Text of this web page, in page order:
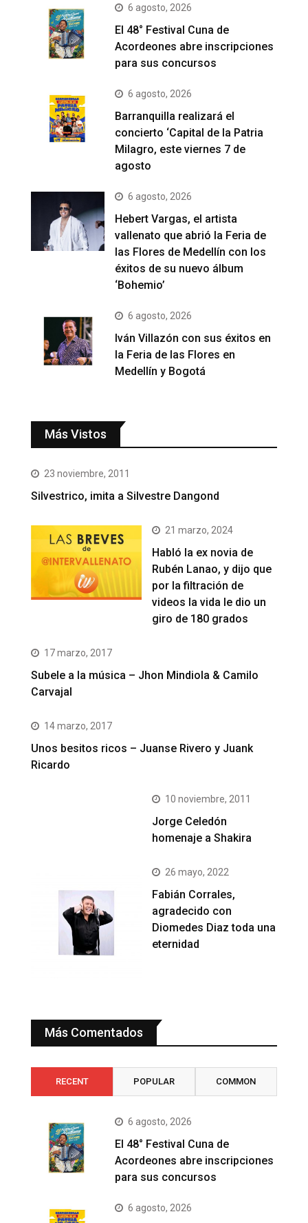
6 agosto, 2026
El 48° Festival Cuna de
Acordeones abre inscripciones
para sus concursos
6 agosto, 2026
Barranquilla realizará el
concierto ‘Capital de la Patria
Milagro, este viernes 7 de
agosto
6 agosto, 2026
Hebert Vargas, el artista
vallenato que abrió la Feria de
las Flores de Medellín con los
éxitos de su nuevo álbum
‘Bohemio’
6 agosto, 2026
Iván Villazón con sus éxitos en
la Feria de las Flores en
Medellín y Bogotá
Más Vistos
23 noviembre, 2011
Silvestrico, imita a Silvestre Dangond
21 marzo, 2024
Habló la ex novia de
Rubén Lanao, y dijo que
por la filtración de
videos la vida le dio un
giro de 180 grados
17 marzo, 2017
Subele a la música – Jhon Mindiola & Camilo
Carvajal
14 marzo, 2017
Unos besitos ricos – Juanse Rivero y Juank
Ricardo
10 noviembre, 2011
Jorge Celedón
homenaje a Shakira
26 mayo, 2022
Fabián Corrales,
agradecido con
Diomedes Diaz toda una
eternidad
Más Comentados
RECENT POPULAR COMMON
6 agosto, 2026
El 48° Festival Cuna de
Acordeones abre inscripciones
para sus concursos
6 agosto, 2026